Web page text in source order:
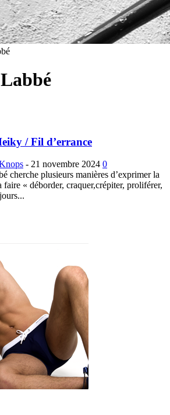
/ Fil d’errance
- 21 novembre 2024 0
cherche plusieurs manières d’exprimer la
faire « déborder, craquer,crépiter, proliférer,